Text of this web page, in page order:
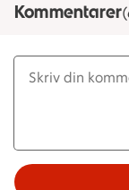
Kommentarer